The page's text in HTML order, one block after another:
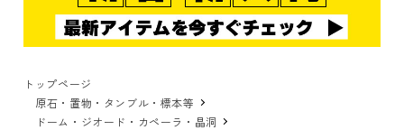
トップページ
原石・置物・タンブル・標本等
ドーム・ジオード・カペーラ・晶洞